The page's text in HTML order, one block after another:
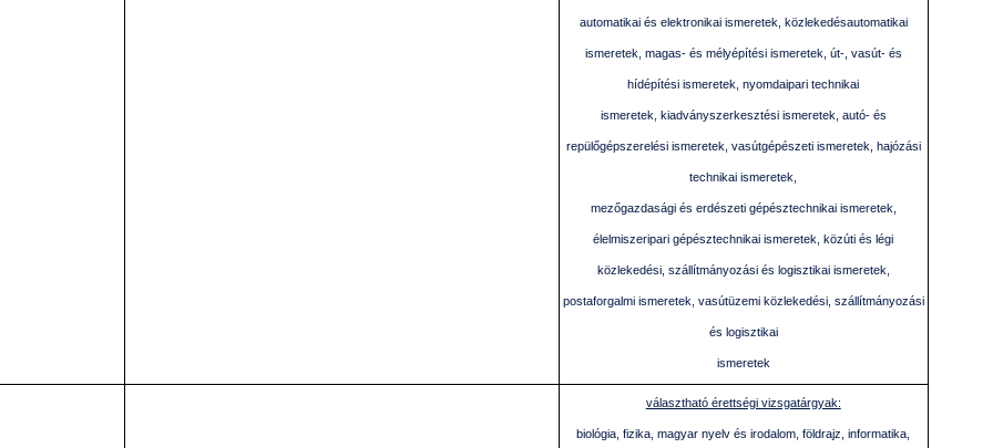
automatikai és elektronikai ismeretek, közlekedésautomatikai
ismeretek, magas- és mélyépítési ismeretek, út-, vasút- és
hídépítési ismeretek, nyomdaipari technikai
ismeretek, kiadványszerkesztési ismeretek, autó- és
repülőgépszerelési ismeretek, vasútgépészeti ismeretek, hajózási
technikai ismeretek,
mezőgazdasági és erdészeti gépésztechnikai ismeretek,
élelmiszeripari gépésztechnikai ismeretek, közúti és légi
közlekedési, szállítmányozási és logisztikai ismeretek,
postaforgalmi ismeretek, vasútüzemi közlekedési, szállítmányozási
és logisztikai
ismeretek
választható érettségi vizsgatárgyak:
biológia, fizika, magyar nyelv és irodalom, földrajz, informatika,